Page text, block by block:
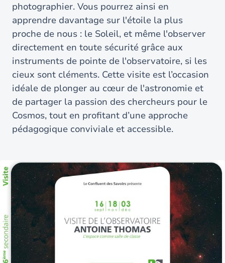
photographier. Vous pourrez ainsi en
apprendre davantage sur l'étoile la plus
proche de nous : le Soleil, et même l'observer
directement en toute sécurité grâce aux
instruments de pointe de l'observatoire, si les
cieux sont cléments. Cette visite est l’occasion
idéale de plonger au cœur de l'astronomie et
de partager la passion des chercheurs pour le
Cosmos, tout en profitant d’une approche
pédagogique conviviale et accessible.